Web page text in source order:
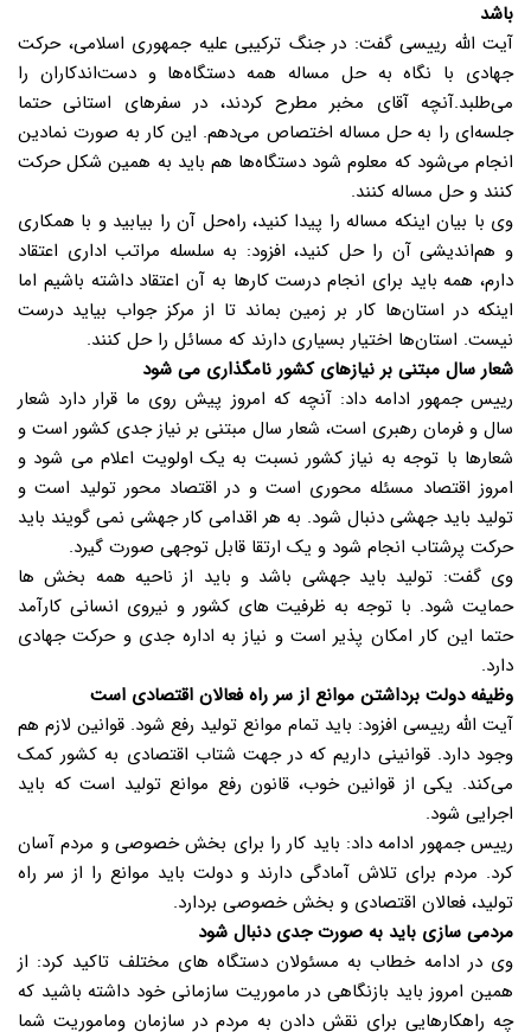
باشد
آیت الله رییسی گفت: در جنگ ترکیبی علیه جمهوری اسلامی، حرکت
جهادی با نگاه به حل مساله همه دستگاه‌ها و دست‌اندکاران را
می‌طلبد.آنچه آقای مخبر مطرح کردند، در سفرهای استانی حتما
جلسه‌ای را به حل مساله اختصاص می‌دهم. این کار به صورت نمادین
انجام می‌شود که معلوم شود دستگاه‌ها هم باید به همین شکل حرکت
کنند و حل مساله کنند.
وی با بیان اینکه مساله را پیدا کنید، راه‌حل آن را بیابید و با همکاری
و هم‌اندیشی آن را حل کنید، افزود: به سلسله مراتب اداری اعتقاد
دارم، همه باید برای انجام درست کارها به آن اعتقاد داشته باشیم اما
اینکه در استان‌ها کار بر زمین بماند تا از مرکز جواب بیاید درست
نیست. استان‌ها اختیار بسیاری دارند که مسائل را حل کنند.
شعار سال مبتنی بر نیازهای کشور نامگذاری می شود
رییس جمهور ادامه داد: آنچه که امروز پیش روی ما قرار دارد شعار
سال و فرمان رهبری است، شعار سال مبتنی بر نیاز جدی کشور است و
شعارها با توجه به نیاز کشور نسبت به یک اولویت اعلام می شود و
امروز اقتصاد مسئله محوری است و در اقتصاد محور تولید است و
تولید باید جهشی دنبال شود. به هر اقدامی کار جهشی نمی گویند باید
حرکت پرشتاب انجام شود و یک ارتقا قابل توجهی صورت گیرد.
وی گفت: تولید باید جهشی باشد و باید از ناحیه همه بخش ها
حمایت شود. با توجه به ظرفیت های کشور و نیروی انسانی کارآمد
حتما این کار امکان پذیر است و نیاز به اداره جدی و حرکت جهادی
دارد.
وظیفه دولت برداشتن موانع از سر راه فعالان اقتصادی است
آیت الله رییسی افزود: باید تمام موانع تولید رفع شود. قوانین لازم هم
وجود دارد. قوانینی داریم که در جهت شتاب اقتصادی به کشور کمک
می‌کند. یکی از قوانین خوب، قانون رفع موانع تولید است که باید
اجرایی شود.
رییس جمهور ادامه داد: باید کار را برای بخش خصوصی و مردم آسان
کرد. مردم برای تلاش آمادگی دارند و دولت باید موانع را از سر راه
تولید، فعالان اقتصادی و بخش خصوصی بردارد.
مردمی سازی باید به صورت جدی دنبال شود
وی در ادامه خطاب به مسئولان دستگاه های مختلف تاکید کرد: از
همین امروز باید بازنگاهی در ماموریت سازمانی خود داشته باشید که
چه راهکارهایی برای نقش دادن به مردم در سازمان وماموریت شما